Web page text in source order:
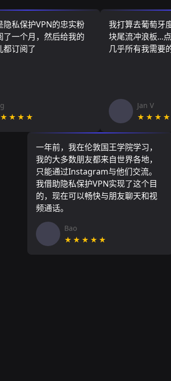
隐私保护VPN的忠实粉
了一个月，然后给我的
都订阅了
我打算去葡萄牙
块尾流冲浪板...
几乎所有我需要
Jan V
一年前，我在伦敦国王学院学习，
我的大多数朋友都来自世界各地，
只能通过Instagram与他们交流。
我借助隐私保护VPN实现了这个目
的，现在可以畅快与朋友聊天和视
频通话。
Bao
★★★★★